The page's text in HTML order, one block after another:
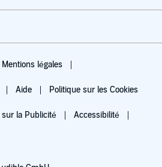
Mentions légales
Aide Politique sur les Cookies
sur la Publicité Accessibilité